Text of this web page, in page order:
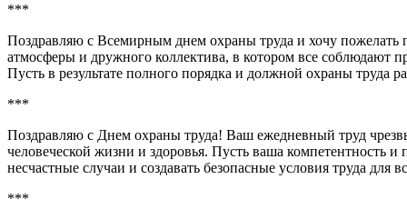
***
Поздравляю с Всемирным днем охраны труда и хочу пожелать
атмосферы и дружного коллектива, в котором все соблюдают
Пусть в результате полного порядка и должной охраны труда
***
Поздравляю с Днем охраны труда! Ваш ежедневный труд
человеческой жизни и здоровья. Пусть ваша компетентность и
несчастные случаи и создавать безопасные условия труда для
***